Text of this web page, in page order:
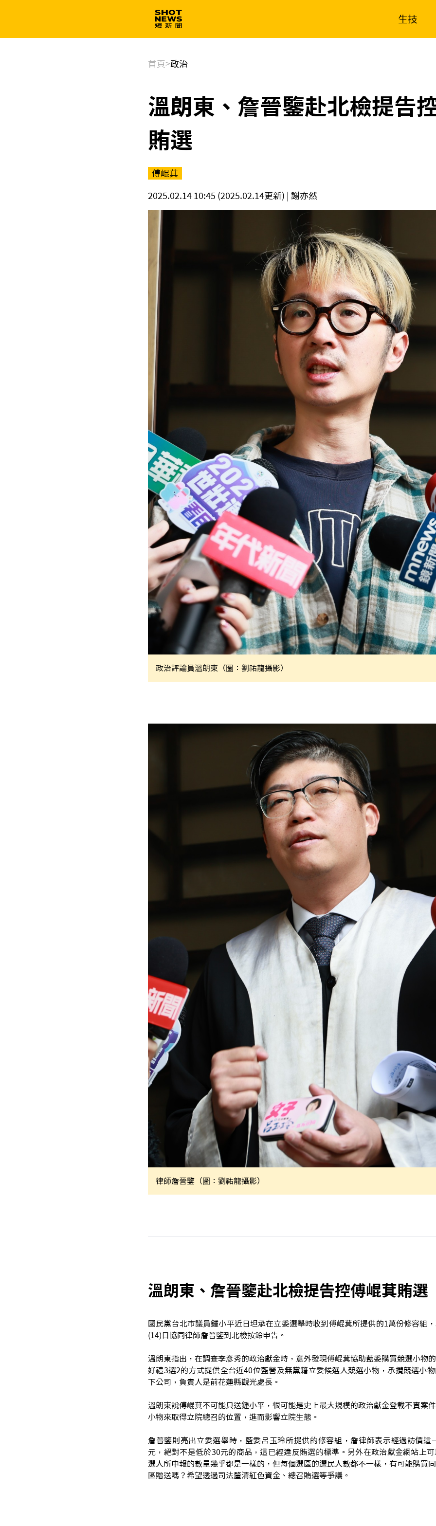
生技
首頁>政治
溫朗東、詹晉鑒赴北檢提告
賄選
傅崐萁
2025.02.14 10:45 (2025.02.14更新) | 謝亦然
政治評論員溫朗東（圖：劉祐龍攝影）
律師詹晉鑒（圖：劉祐龍攝影）
溫朗東、詹晉鑒赴北檢提告控傅崐萁賄選
國民黨台北市議員鍾小平近日坦承在立委選舉時收到傅崐萁所提供的1萬份修容組
(14)日協同律師詹晉鑒到北檢按鈴申告。
溫朗東指出，在調查李彥秀的政治獻金時，意外發現傅崐萁協助藍委購買競選小物
好禮3選2的方式提供全台近40位藍營及無黨籍立委候選人競選小物，承攬競選小
下公司，負責人是前花蓮縣觀光處長。
溫朗東說傅崐萁不可能只送鍾小平，很可能是史上最大規模的政治獻金登載不實案
小物來取得立院總召的位置，進而影響立院生態。
詹晉鑒則亮出立委選舉時，藍委呂玉玲所提供的修容組，詹律師表示經過訪價這
元，絕對不是低於30元的商品，這已經違反賄選的標準。另外在政治獻金網站上
選人所申報的數量幾乎都是一樣的，但每個選區的選民人數都不一樣，有可能購買
區贈送嗎？希望透過司法釐清紅色資金、總召賄選等爭議。